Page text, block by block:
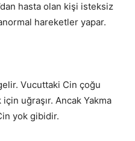
hasta olan kişi isteksiz
hareketler yapar.
Vucuttaki Cin çoğu
uğraşır. Ancak Yakma
yok gibidir.